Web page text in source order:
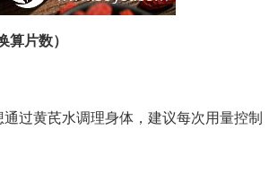
算片数）
过黄芪水调理身体，建议每次用量控制